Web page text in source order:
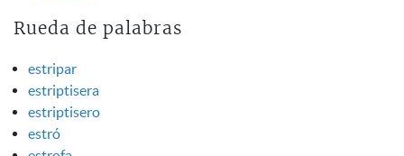
Rueda de palabras
estripar
estriptisera
estriptisero
estró